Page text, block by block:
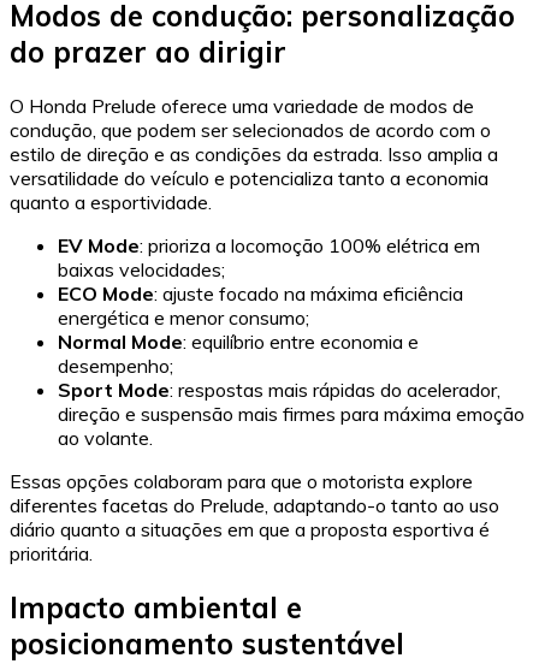
Modos de condução: personalização
do prazer ao dirigir
O Honda Prelude oferece uma variedade de modos de
condução, que podem ser selecionados de acordo com o
estilo de direção e as condições da estrada. Isso amplia a
versatilidade do veículo e potencializa tanto a economia
quanto a esportividade.
EV Mode: prioriza a locomoção 100% elétrica em
baixas velocidades;
ECO Mode: ajuste focado na máxima eficiência
energética e menor consumo;
Normal Mode: equilíbrio entre economia e
desempenho;
Sport Mode: respostas mais rápidas do acelerador,
direção e suspensão mais firmes para máxima emoção
ao volante.
Essas opções colaboram para que o motorista explore
diferentes facetas do Prelude, adaptando-o tanto ao uso
diário quanto a situações em que a proposta esportiva é
prioritária.
Impacto ambiental e
posicionamento sustentável